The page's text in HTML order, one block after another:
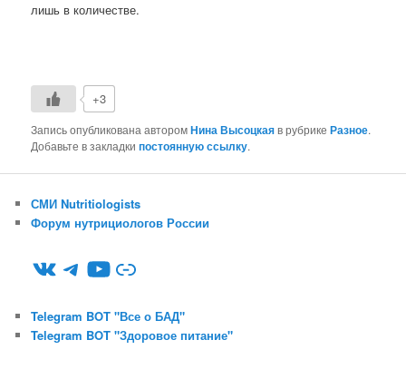
лишь в количестве.
+3
Запись опубликована авторомНина Высоцкаяв рубрикеРазное.
Добавьте в закладкипостоянную ссылку.
СМИ Nutritiologists
Форум нутрициологов России
ВКонтакте
Telegram
YouTube
Ссылка
Telegram BOT "Все о БАД"
Telegram BOT "Здоровое питание"